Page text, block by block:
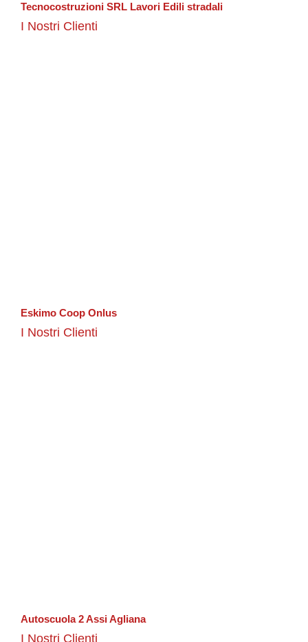
Tecnocostruzioni SRL Lavori Edili stradali
I Nostri Clienti
Eskimo Coop Onlus
I Nostri Clienti
Autoscuola 2 Assi Agliana
I Nostri Clienti